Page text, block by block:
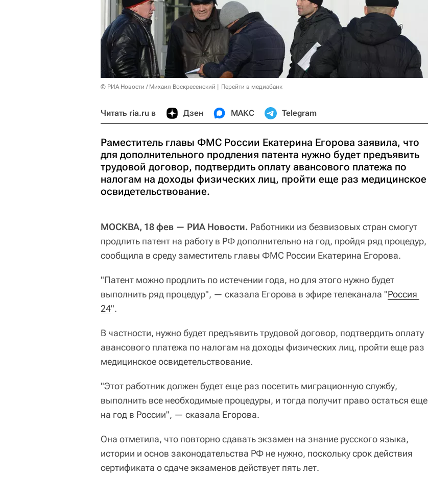
© РИА Новости / Михаил Воскресенский Перейти в медиабанк
Читать ria.ru в Дзен МАКС Telegram
Pаместитель главы ФМС России Екатерина Егорова заявила, что
для дополнительного продления патента нужно будет предъявить
трудовой договор, подтвердить оплату авансового платежа по
налогам на доходы физических лиц, пройти еще раз медицинское
освидетельствование.
МОСКВА, 18 фев — РИА Новости. Работники из безвизовых стран смогут
продлить патент на работу в РФ дополнительно на год, пройдя ряд процедур,
сообщила в среду заместитель главы ФМС России Екатерина Егорова.
"Патент можно продлить по истечении года, но для этого нужно будет
выполнить ряд процедур", — сказала Егорова в эфире телеканала "Россия
24".
В частности, нужно будет предъявить трудовой договор, подтвердить оплату
авансового платежа по налогам на доходы физических лиц, пройти еще раз
медицинское освидетельствование.
"Этот работник должен будет еще раз посетить миграционную службу,
выполнить все необходимые процедуры, и тогда получит право остаться еще
на год в России", — сказала Егорова.
Она отметила, что повторно сдавать экзамен на знание русского языка,
истории и основ законодательства РФ не нужно, поскольку срок действия
сертификата о сдаче экзаменов действует пять лет.